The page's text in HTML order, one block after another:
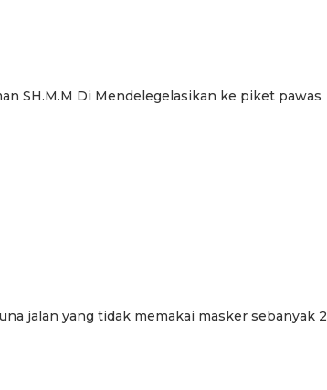
SH.M.M Di Mendelegelasikan ke piket pawas
jalan yang tidak memakai masker sebanyak 2